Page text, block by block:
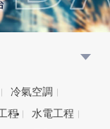
冷氣空調
程
水電工程